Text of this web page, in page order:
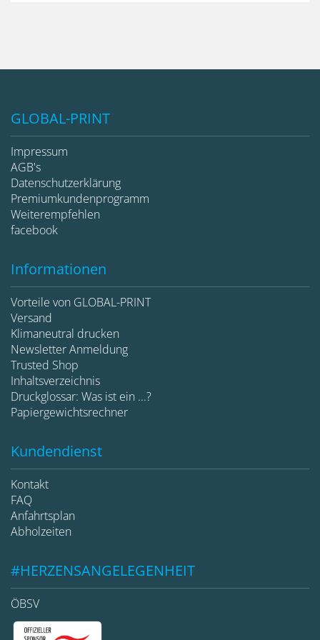
GLOBAL-PRINT
Impressum
AGB's
Datenschutzerklärung
Premiumkundenprogramm
Weiterempfehlen
facebook
Informationen
Vorteile von GLOBAL-PRINT
Versand
Klimaneutral drucken
Newsletter Anmeldung
Trusted Shop
Inhaltsverzeichnis
Druckglossar: Was ist ein ...?
Papiergewichtsrechner
Kundendienst
Kontakt
FAQ
Anfahrtsplan
Abholzeiten
#HERZENSANGELEGENHEIT
ÖBSV